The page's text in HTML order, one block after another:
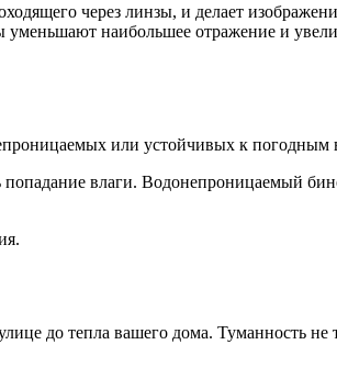
уменьшают наибольшее отражение и
или устойчивых к погодным
влаги. Водонепроницаемый